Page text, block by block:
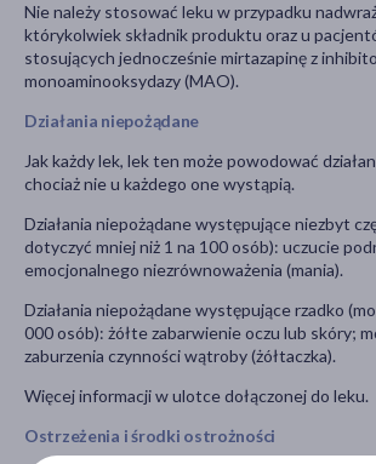
Nie należy stosować leku w przypadku
którykolwiek składnik produktu oraz u
stosujących jednocześnie mirtazapinę z
monoaminooksydazy (MAO).
Działania niepożądane
Jak każdy lek, lek ten może powodować
chociaż nie u każdego one wystąpią.
Działania niepożądane występujące niezbyt
dotyczyć mniej niż 1 na 100 osób): uczucie
emocjonalnego niezrównoważenia (mania).
Działania niepożądane występujące rzadko
000 osób): żółte zabarwienie oczu lub skóry;
zaburzenia czynności wątroby (żółtaczka).
Więcej informacji w ulotce dołączonej do leku.
Ostrzeżenia i środki ostrożności